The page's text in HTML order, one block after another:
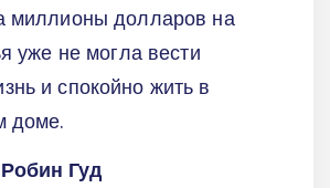
миллионы долларов на
уже не могла вести
и спокойно жить в
доме.
Гуд